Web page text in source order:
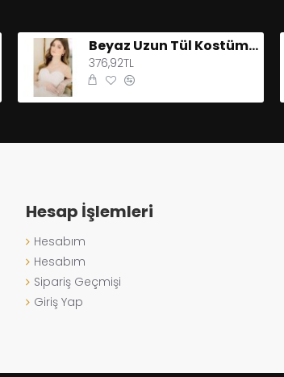
Beyaz Uzun Tül Kostüm Aksesuarı Gelin Eldiveni
376,92TL
Hesap İşlemleri
Hesabım
Hesabım
Sipariş Geçmişi
Giriş Yap